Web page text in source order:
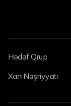
Hədəf Qrup
Xan Nəşriyyatı